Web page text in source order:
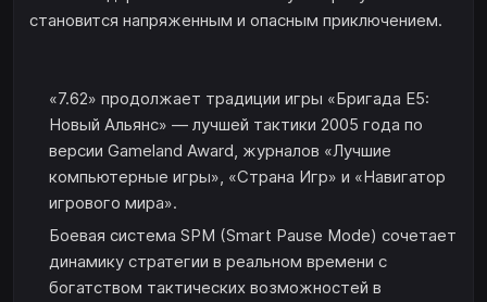
становится напряженным и опасным приключением.
«7.62» продолжает традиции игры «Бригада E5:
Новый Альянс» — лучшей тактики 2005 года по
версии Gameland Award, журналов «Лучшие
компьютерные игры», «Страна Игр» и «Навигатор
игрового мира».
Боевая система SPM (Smart Pause Mode) сочетает
динамику стратегии в реальном времени с
богатством тактических возможностей в